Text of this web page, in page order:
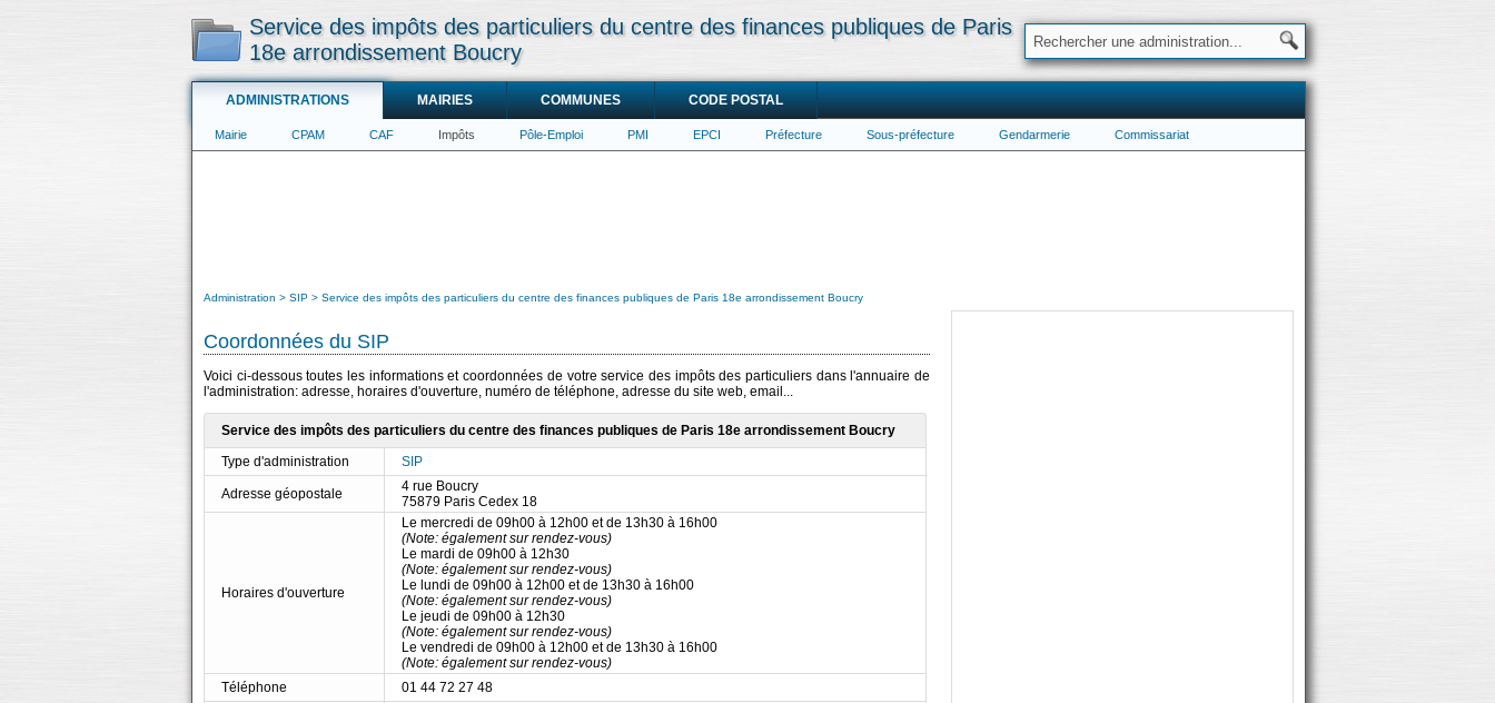
Service des impôts des particuliers du centre des finances publiques de Paris
18e arrondissement Boucry
ADMINISTRATIONS MAIRIES COMMUNES CODE POSTAL
Mairie CPAM CAF Impôts Pôle-Emploi PMI EPCI Préfecture Sous-préfecture Gendarmerie Commissariat
Administration SIP Service des impôts des particuliers du centre des finances publiques de Paris 18e arrondissement Boucry
Coordonnées du SIP
Voici ci-dessous toutes les informations et coordonnées de votre service des impôts des particuliers dans l'annuaire de
l'administration: adresse, horaires d'ouverture, numéro de téléphone, adresse du site web, email...
Service des impôts des particuliers du centre des finances publiques de Paris 18e arrondissement Boucry
Type d'administration
SIP
Adresse géopostale
4 rue Boucry
75879 Paris Cedex 18
Horaires d'ouverture
Le mercredi de 09h00 à 12h00 et de 13h30 à 16h00
(Note: également sur rendez-vous)
Le mardi de 09h00 à 12h30
(Note: également sur rendez-vous)
Le lundi de 09h00 à 12h00 et de 13h30 à 16h00
(Note: également sur rendez-vous)
Le jeudi de 09h00 à 12h30
(Note: également sur rendez-vous)
Le vendredi de 09h00 à 12h00 et de 13h30 à 16h00
(Note: également sur rendez-vous)
Téléphone
01 44 72 27 48